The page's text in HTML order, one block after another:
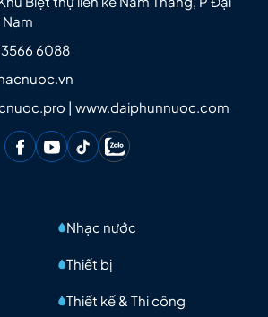
Nam
6088
| www.daiphunnuoc.com
Nhạc nước
Thiết bị
Thiết kế & Thi công